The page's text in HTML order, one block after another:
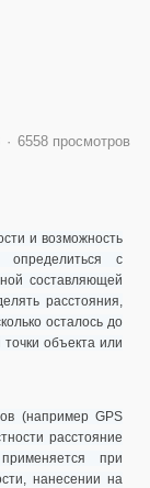
6558 просмотров
и возможность
определиться с
составляющей
расстояния,
осталось до
объекта или
(например GPS
расстояние
при
нанесении на